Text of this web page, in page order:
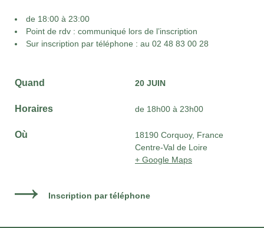
de 18:00 à 23:00
Point de rdv : communiqué lors de l’inscription
Sur inscription par téléphone : au 02 48 83 00 28
Quand 20 JUIN
Horaires de 18h00 à 23h00
Où
18190 Corquoy, France
Centre-Val de Loire
+ Google Maps
Inscription par téléphone